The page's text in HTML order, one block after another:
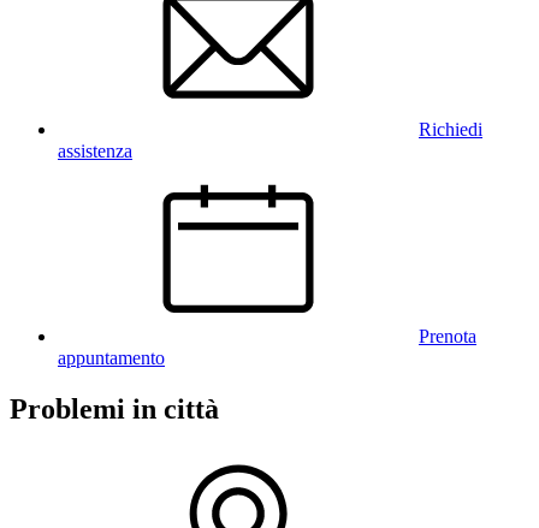
Richiedi
assistenza
Prenota
appuntamento
Problemi in città